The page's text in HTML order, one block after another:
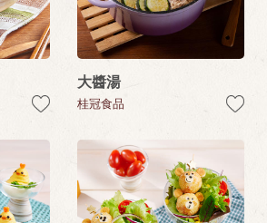
大醬湯
桂冠食品